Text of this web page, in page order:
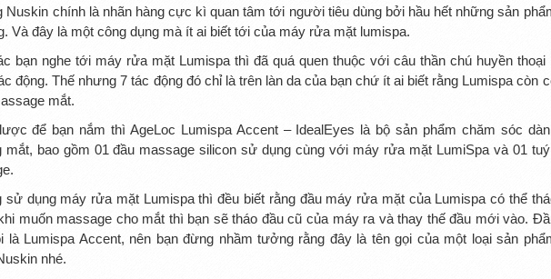
Nuskin chính là nhãn hàng cực kì quan tâm tới người tiêu dùng bởi hầu hết những sản
Và đây là một công dụng mà ít ai biết tới của máy rửa mặt lumispa.
bạn nghe tới máy rửa mặt Lumispa thì đã quá quen thuộc với câu thần chú huyền thoại
động. Thế nhưng 7 tác động đó chỉ là trên làn da của bạn chứ ít ai biết rằng Lumispa còn
mắt.
để bạn nắm thì AgeLoc Lumispa Accent – IdealEyes là bộ sản phẩm chăm sóc
mắt, bao gồm 01 đầu massage silicon sử dụng cùng với máy rửa mặt LumiSpa và 01
sử dụng máy rửa mặt Lumispa thì đều biết rằng đầu máy rửa mặt của Lumispa có thể
muốn massage cho mắt thì bạn sẽ tháo đầu cũ của máy ra và thay thế đầu mới vào.
là Lumispa Accent, nên bạn đừng nhầm tưởng rằng đây là tên gọi của một loại sản
nhé.